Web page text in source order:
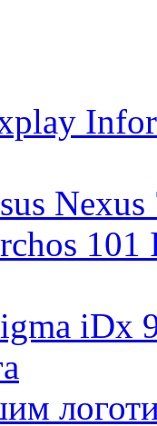
Nexus
101
iDx